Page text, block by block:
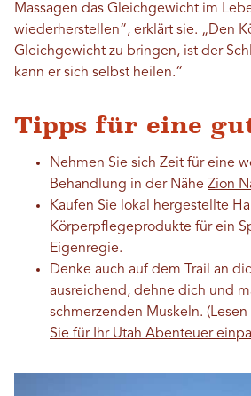
Massagen das Gleichgewicht im
wiederherstellen“, erklärt sie. „Den
Gleichgewicht zu bringen, ist der
kann er sich selbst heilen.“
Tipps für eine
Nehmen Sie sich Zeit für eine
Behandlung in der Nähe Zion
Kaufen Sie lokal hergestellte
Körperpflegeprodukte für ein
Eigenregie.
Denke auch auf dem Trail an
ausreichend, dehne dich und
schmerzenden Muskeln. (Lesen
Sie für Ihr Utah Abenteuer